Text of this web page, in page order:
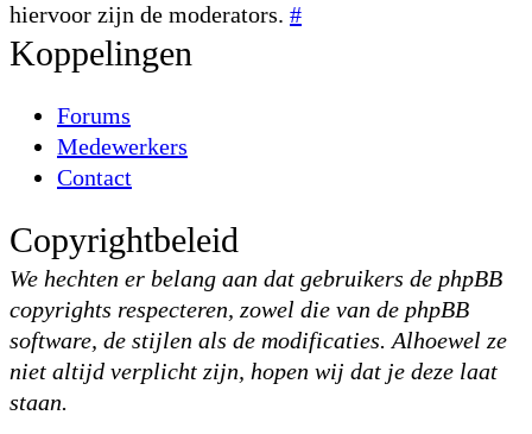
hiervoor zijn de moderators. #
Koppelingen
Forums
Medewerkers
Contact
Copyrightbeleid
We hechten er belang aan dat gebruikers de phpBB
copyrights respecteren, zowel die van de phpBB
software, de stijlen als de modificaties. Alhoewel ze
niet altijd verplicht zijn, hopen wij dat je deze laat
staan.